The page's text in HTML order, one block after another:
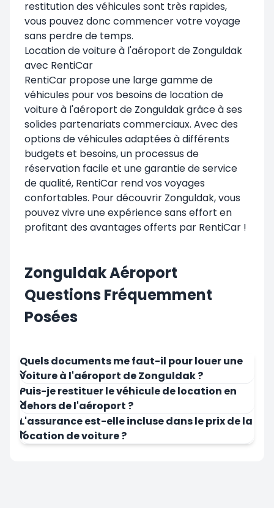
restitution des véhicules sont très rapides,
vous pouvez donc commencer votre voyage
sans perdre de temps.
Location de voiture à l'aéroport de Zonguldak
avec RentiCar
RentiCar propose une large gamme de
véhicules pour vos besoins de location de
voiture à l'aéroport de Zonguldak grâce à ses
solides partenariats commerciaux. Avec des
options de véhicules adaptées à différents
budgets et besoins, un processus de
réservation facile et une garantie de service
de qualité, RentiCar rend vos voyages
confortables. Pour découvrir Zonguldak, vous
pouvez vivre une expérience sans effort en
profitant des avantages offerts par RentiCar !
Zonguldak Aéroport
Questions Fréquemment
Posées
Quels documents me faut-il pour louer une
voiture à l'aéroport de Zonguldak ?
Puis-je restituer le véhicule de location en
dehors de l'aéroport ?
L'assurance est-elle incluse dans le prix de la
location de voiture ?